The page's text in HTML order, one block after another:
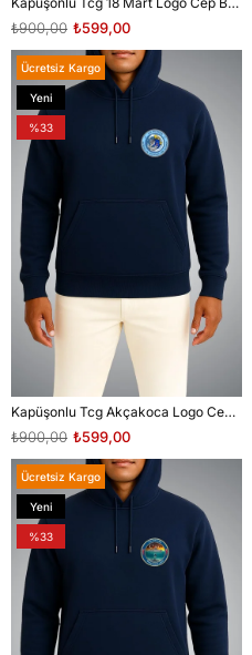
₺599,00
₺900,00
Kapüşonlu Tcg Akçakoca Logo Cep Baskılı Unisex Sweatshirt
₺599,00
₺900,00
Ücretsiz Kargo
Yeni
Ürün
%33
Ücretsiz Kargo
Yeni
Ürün
%33